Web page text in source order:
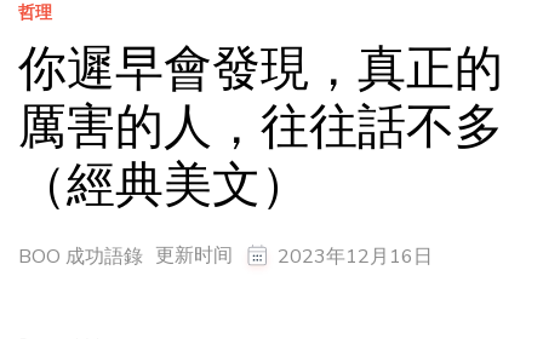
哲理
你遲早會發現，真正的
厲害的人，往往話不多
（經典美文）
BOO 成功語錄 更新时间 2023年12月16日